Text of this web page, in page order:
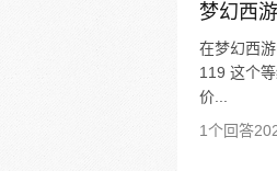
梦幻西
在梦幻西
119 这个
价...
1个回答